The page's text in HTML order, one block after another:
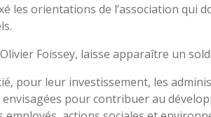
les orientations de l’association qui
Foissey, laisse apparaître un
pour leur investissement, les
pour contribuer au